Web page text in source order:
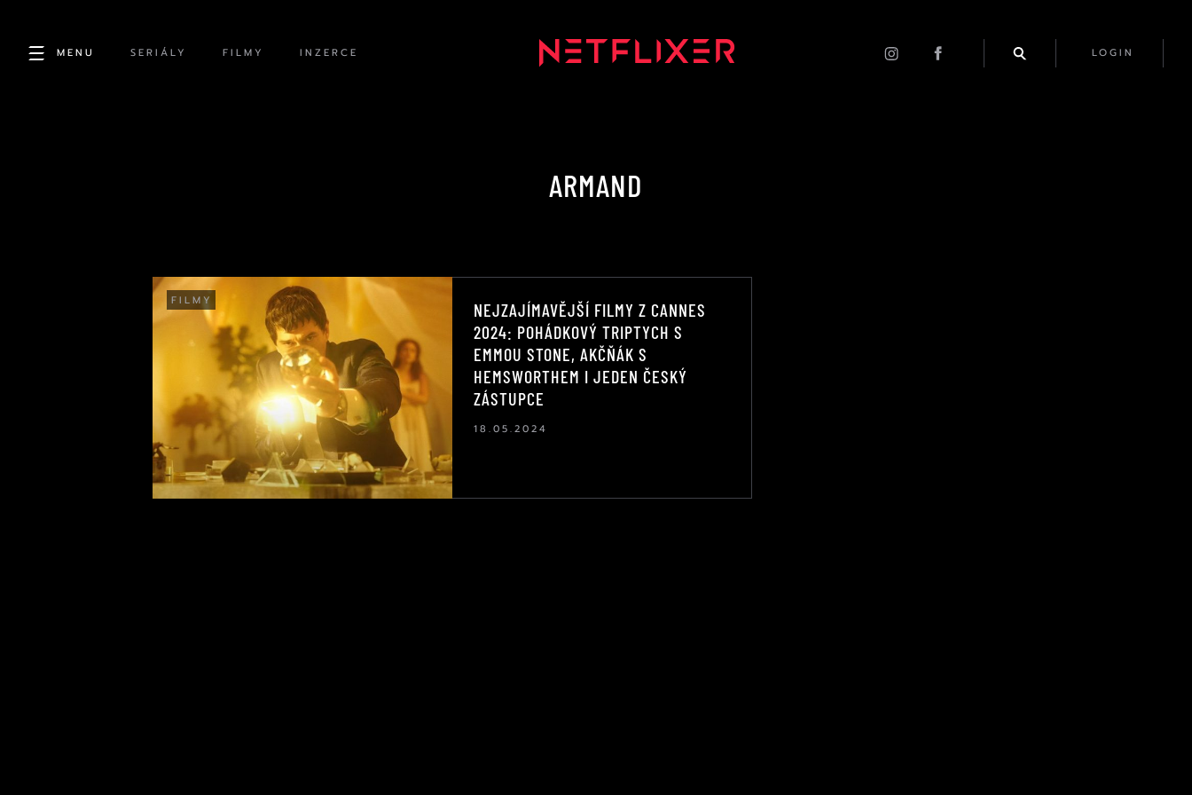
MENU SERIÁLY FILMY INZERCE LOGIN
ARMAND
FILMY
NEJZAJÍMAVĚJŠÍ FILMY Z CANNES
2024: POHÁDKOVÝ TRIPTYCH S
EMMOU STONE, AKČŇÁK S
HEMSWORTHEM I JEDEN ČESKÝ
ZÁSTUPCE
18.05.2024